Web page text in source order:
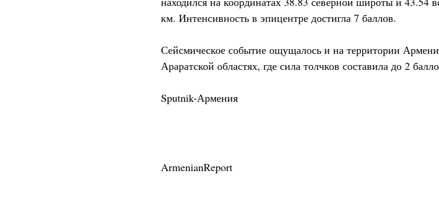
км. Интенсивность в эпицентре достигла 7 баллов.
Сейсмическое событие ощущалось и на территории
Араратской областях, где сила толчков составила до 2
Sputnik-Армения
ArmenianReport